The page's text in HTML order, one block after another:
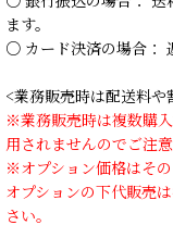
ます。
○ カード決済の場合：
<業務販売時は配送料
※業務販売時は複数購
用されませんのでご注意
※オプション価格はその
オプションの下代販売
さい。